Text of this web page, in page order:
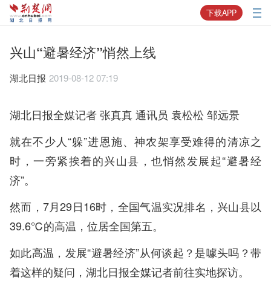
下载APP
兴山“避暑经济”悄然上线
湖北日报 2019-08-12 07:19
湖北日报全媒记者 张真真 通讯员 袁松松 邹远景
就在不少人“躲”进恩施、神农架享受难得的清凉之
时，一旁紧挨着的兴山县，也悄然发展起“避暑经
济”。
然而，7月29日16时，全国气温实况排名，兴山县以
39.6℃的高温，位居全国第五。
如此高温，发展“避暑经济”从何谈起？是噱头吗？带
着这样的疑问，湖北日报全媒记者前往实地探访。